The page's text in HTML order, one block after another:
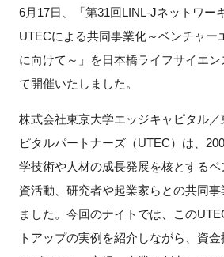
インタビュー・コラム
LINK-Jを知る
特別会員
施設・アクセス
6月17日、「第31回LINL-Jネットワ
UTECによる共同事業化～ベンチャー
に向けて～」を日本橋ライフサイエ
て開催いたしました。
株式会社東京大学エッジキャピタル
ピタルパートナーズ（UTEC）は、
学技術や人材の成長発展を核とする
資活動、研究者や起業家らとの共同
ました。今回のナイトでは、この
トアップの実例を紹介しながら、資